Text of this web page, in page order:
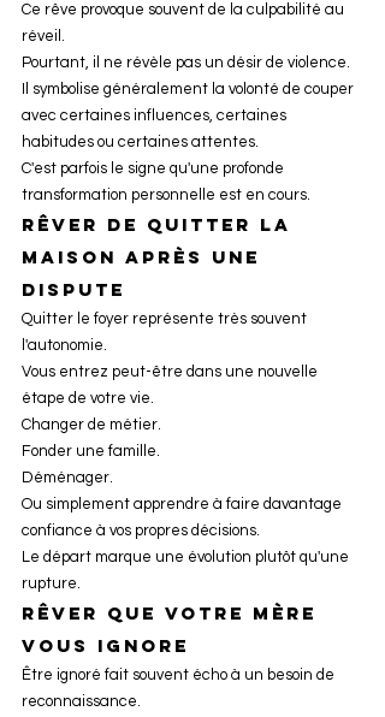
Ce rêve provoque souvent de la culpabilité au
réveil.
Pourtant, il ne révèle pas un désir de violence.
Il symbolise généralement la volonté de couper
avec certaines influences, certaines
habitudes ou certaines attentes.
C'est parfois le signe qu'une profonde
transformation personnelle est en cours.
Rêver de quitter la
maison après une
dispute
Quitter le foyer représente très souvent
l'autonomie.
Vous entrez peut-être dans une nouvelle
étape de votre vie.
Changer de métier.
Fonder une famille.
Déménager.
Ou simplement apprendre à faire davantage
confiance à vos propres décisions.
Le départ marque une évolution plutôt qu'une
rupture.
Rêver que votre mère
vous ignore
Être ignoré fait souvent écho à un besoin de
reconnaissance.